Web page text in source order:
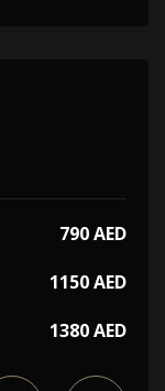
790 AED
1150 AED
1380 AED